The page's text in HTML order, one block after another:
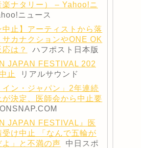
楽ナタリー） – Yahoo!ニ
ニュース
中止】アーティストから落
サカナクションやONE OK
は？
ハフポスト日本版
JAPAN FESTIVAL 202
止
リアルサウンド
イン・ジャパン」2年連続
が決定、医師会から中止要
JAPAN FESTIVAL』医
受け中止 「なんで五輪が
よ」と不満の声
中日スポ